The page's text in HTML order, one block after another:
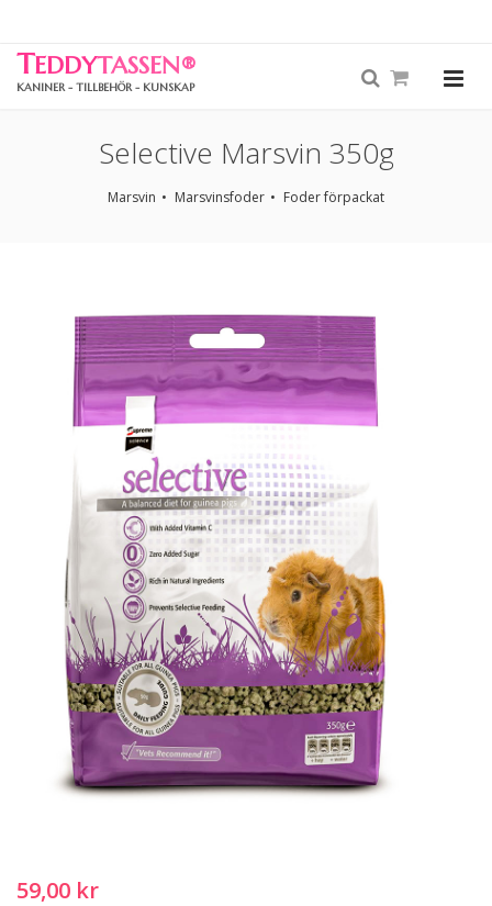
TEDDYTASSEN®
KANINER - TILLBEHÖR - KUNSKAP
Selective Marsvin 350g
Marsvin Marsvinsfoder Foder förpackat
59,00 kr